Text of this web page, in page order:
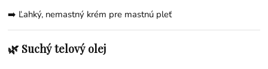
➡️ Ľahký, nemastný krém pre mastnú pleť
🌿 Suchý telový olej